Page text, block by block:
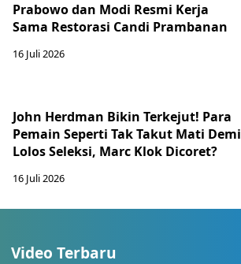
Prabowo dan Modi Resmi Kerja
Sama Restorasi Candi Prambanan
16 Juli 2026
John Herdman Bikin Terkejut! Para
Pemain Seperti Tak Takut Mati Demi
Lolos Seleksi, Marc Klok Dicoret?
16 Juli 2026
Video Terbaru